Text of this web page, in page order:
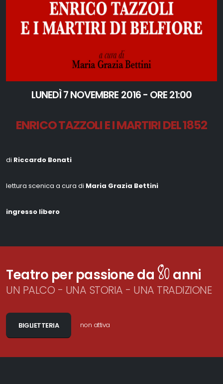
LUNEDÌ 7 NOVEMBRE 2016 - ORE 21:00
ENRICO TAZZOLI E I MARTIRI DEL 1852
di Riccardo Bonati
lettura scenica a cura di Maria Grazia Bettini
ingresso libero
Teatro per passione da80 anni
UN PALCO - UNA STORIA - UNA TRADIZIONE
BIGLIETTERIA non attiva